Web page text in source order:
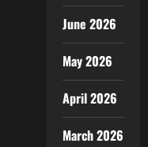
June 2026
May 2026
April 2026
March 2026